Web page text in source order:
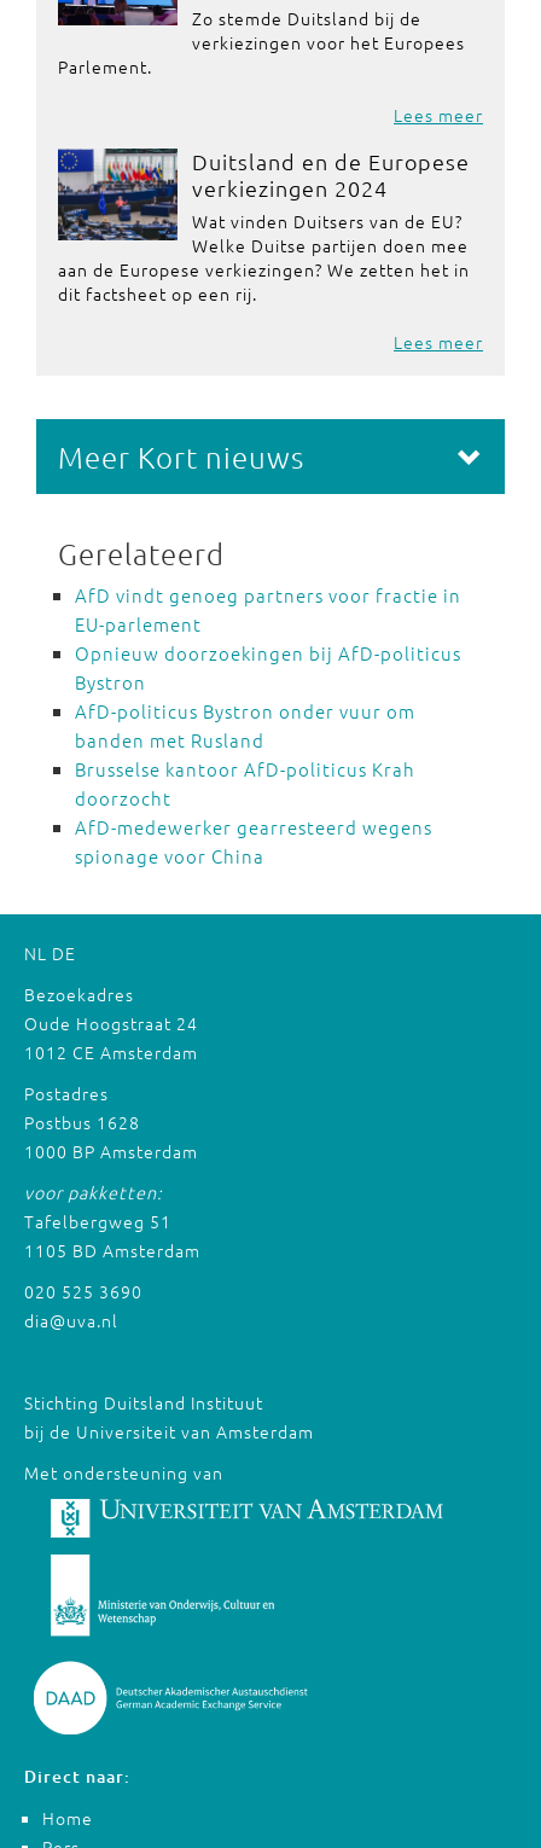
Zo stemde Duitsland bij de
verkiezingen voor het Europees
Parlement.
Lees meer
Duitsland en de Europese
verkiezingen 2024
Wat vinden Duitsers van de EU?
Welke Duitse partijen doen mee
aan de Europese verkiezingen? We zetten het in
dit factsheet op een rij.
Lees meer
Meer Kort nieuws
Gerelateerd
AfD vindt genoeg partners voor fractie in
EU-parlement
Opnieuw doorzoekingen bij AfD-politicus
Bystron
AfD-politicus Bystron onder vuur om
banden met Rusland
Brusselse kantoor AfD-politicus Krah
doorzocht
AfD-medewerker gearresteerd wegens
spionage voor China
NL DE
Bezoekadres
Oude Hoogstraat 24
1012 CE Amsterdam
Postadres
Postbus 1628
1000 BP Amsterdam
voor pakketten:
Tafelbergweg 51
1105 BD Amsterdam
020 525 3690
dia@uva.nl
Stichting Duitsland Instituut
bij de Universiteit van Amsterdam
Met ondersteuning van
Direct naar:
Home